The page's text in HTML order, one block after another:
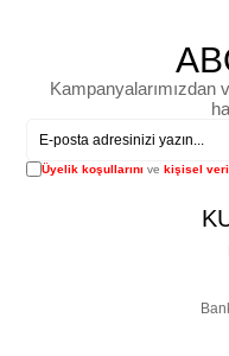
Kampanyalarımızdan
Üyelik koşullarını vekişisel